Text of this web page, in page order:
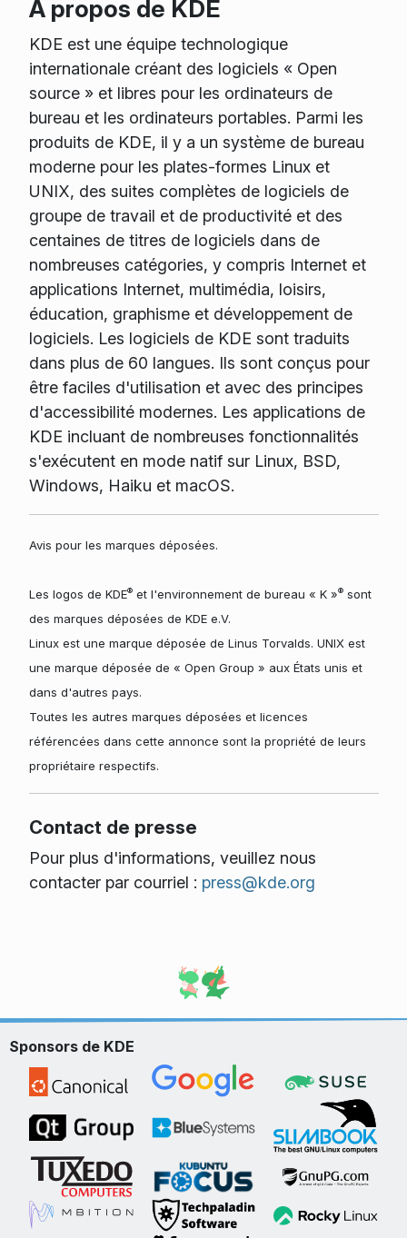
À propos de KDE
KDE est une équipe technologique
internationale créant des logiciels « Open
source » et libres pour les ordinateurs de
bureau et les ordinateurs portables. Parmi les
produits de KDE, il y a un système de bureau
moderne pour les plates-formes Linux et
UNIX, des suites complètes de logiciels de
groupe de travail et de productivité et des
centaines de titres de logiciels dans de
nombreuses catégories, y compris Internet et
applications Internet, multimédia, loisirs,
éducation, graphisme et développement de
logiciels. Les logiciels de KDE sont traduits
dans plus de 60 langues. Ils sont conçus pour
être faciles d'utilisation et avec des principes
d'accessibilité modernes. Les applications de
KDE incluant de nombreuses fonctionnalités
s'exécutent en mode natif sur Linux, BSD,
Windows, Haiku et macOS.
Avis pour les marques déposées.
Les logos de KDE®et l'environnement de bureau « K »®sont
des marques déposées de KDE e.V.
Linux est une marque déposée de Linus Torvalds. UNIX est
une marque déposée de « Open Group » aux États unis et
dans d'autres pays.
Toutes les autres marques déposées et licences
référencées dans cette annonce sont la propriété de leurs
propriétaire respectifs.
Contact de presse
Pour plus d'informations, veuillez nous
contacter par courriel : press@kde.org
Sponsors de KDE